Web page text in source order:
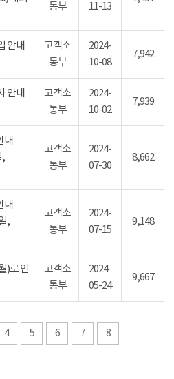
통부
11-13
안내
고객소
통부
2024-
10-08
7,942
안내
고객소
통부
2024-
10-02
7,939
내
,
고객소
통부
2024-
07-30
8,662
내
,
고객소
통부
2024-
07-15
9,148
)로 인
고객소
통부
2024-
05-24
9,667
4 5 6 7 8